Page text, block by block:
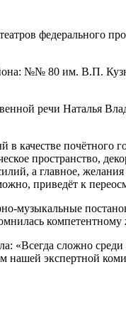
федерального
№№ 80 им. В.П.
речи Наталья
качестве почётного
пространство,
а главное,
приведёт к
музыкальные
«Всегда сложно
экспертной